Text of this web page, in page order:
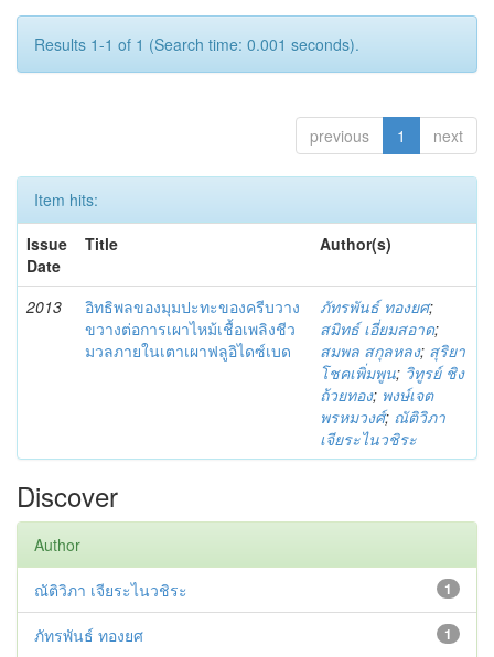
Results 1-1 of 1 (Search time: 0.001 seconds).
previous 1 next
Item hits:
Issue
Date
Title Author(s)
2013
อิทธิพลของมุมปะทะของครีบวาง
ขวางต่อการเผาไหม้เชื้อเพลิงชีว
มวลภายในเตาเผาฟลูอิไดซ์เบด
ภัทรพันธ์ ทองยศ;
สมิทธ์ เอี่ยมสอาด;
สมพล สกุลหลง; สุริยา
โชคเพิ่มพูน; วิทูรย์ ชิง
ถ้วยทอง; พงษ์เจต
พรหมวงศ์; ณัติวิภา
เจียระไนวชิระ
Discover
Author
1
ณัติวิภา เจียระไนวชิระ
1
ภัทรพันธ์ ทองยศ